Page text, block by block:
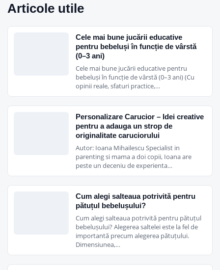
Articole utile
Cele mai bune jucării educative
pentru bebeluși în funcție de vârstă
(0–3 ani)
Cele mai bune jucării educative pentru
bebeluși în funcție de vârstă (0–3 ani) (Cu
opinii reale, sfaturi practice,…
Personalizare Carucior – Idei creative
pentru a adauga un strop de
originalitate caruciorului
Autor: Ioana Mihailescu Specialist in
parenting si mama a doi copii, Ioana are
peste un deceniu de experienta…
Cum alegi salteaua potrivită pentru
pătuțul bebelușului?
Cum alegi salteaua potrivită pentru pătuțul
bebelușului? Alegerea saltelei este la fel de
importantă precum alegerea pătuțului.
Dimensiunea,…